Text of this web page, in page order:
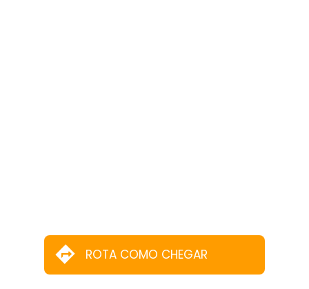
ROTA COMO CHEGAR